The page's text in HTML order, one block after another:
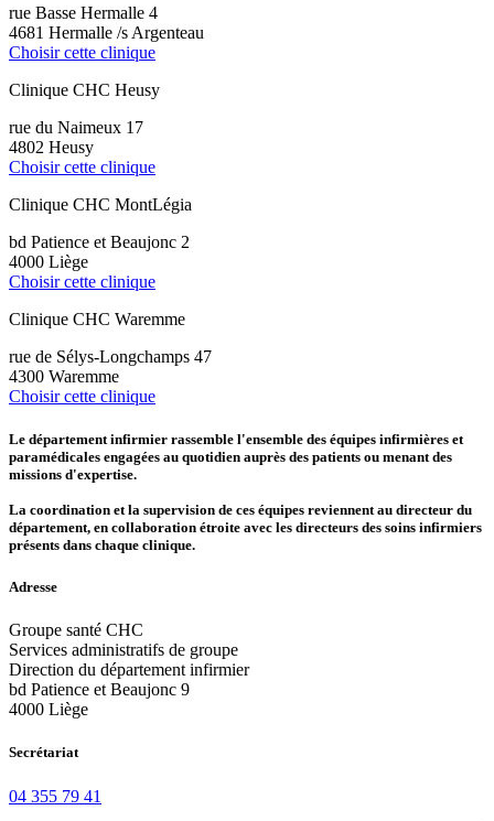
rue Basse Hermalle 4
4681 Hermalle /s Argenteau
Choisir cette clinique
Clinique CHC Heusy
rue du Naimeux 17
4802 Heusy
Choisir cette clinique
Clinique CHC MontLégia
bd Patience et Beaujonc 2
4000 Liège
Choisir cette clinique
Clinique CHC Waremme
rue de Sélys-Longchamps 47
4300 Waremme
Choisir cette clinique
Le département infirmier rassemble l'ensemble des équipes infirmières et
paramédicales engagées au quotidien auprès des patients ou menant des
missions d'expertise.
La coordination et la supervision de ces équipes reviennent au directeur du
département, en collaboration étroite avec les directeurs des soins infirmiers
présents dans chaque clinique.
Adresse
Groupe santé CHC
Services administratifs de groupe
Direction du département infirmier
bd Patience et Beaujonc 9
4000 Liège
Secrétariat
04 355 79 41